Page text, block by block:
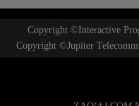
Copyright ©Interactive
Copyright ©Jupiter